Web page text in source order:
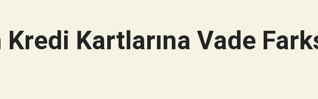
Kredi Kartlarına Vade